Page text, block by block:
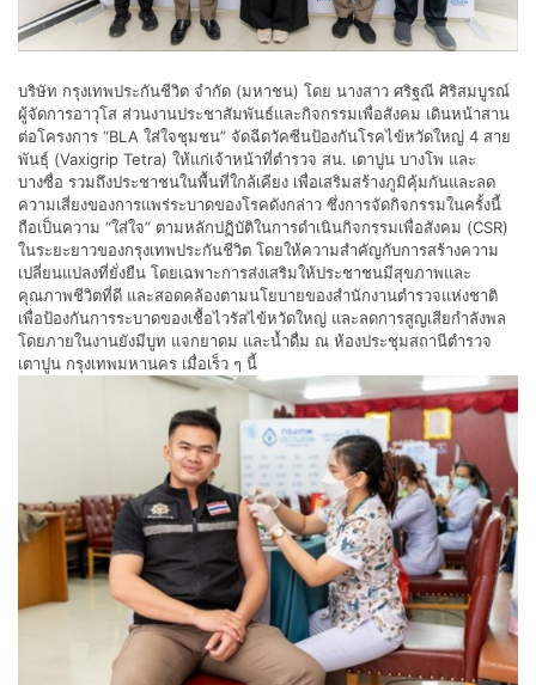
บริษัท กรุงเทพประกันชีวิต จำกัด (มหาชน) โดย นางสาว ศริฐณี ศิริสมบูรณ์
ผู้จัดการอาวุโส ส่วนงานประชาสัมพันธ์และกิจกรรมเพื่อสังคม เดินหน้าสาน
ต่อโครงการ “BLA ใส่ใจชุมชน” จัดฉีดวัคซีนป้องกันโรคไข้หวัดใหญ่ 4 สาย
พันธุ์ (Vaxigrip Tetra) ให้แก่เจ้าหน้าที่ตำรวจ สน. เตาปูน บางโพ และ
บางซื่อ รวมถึงประชาชนในพื้นที่ใกล้เคียง เพื่อเสริมสร้างภูมิคุ้มกันและลด
ความเสี่ยงของการแพร่ระบาดของโรคดังกล่าว ซึ่งการจัดกิจกรรมในครั้งนี้
ถือเป็นความ “ใส่ใจ” ตามหลักปฏิบัติในการดำเนินกิจกรรมเพื่อสังคม (CSR)
ในระยะยาวของกรุงเทพประกันชีวิต โดยให้ความสำคัญกับการสร้างความ
เปลี่ยนแปลงที่ยั่งยืน โดยเฉพาะการส่งเสริมให้ประชาชนมีสุขภาพและ
คุณภาพชีวิตที่ดี และสอดคล้องตามนโยบายของสำนักงานตำรวจแห่งชาติ
เพื่อป้องกันการระบาดของเชื้อไวรัสไข้หวัดใหญ่ และลดการสูญเสียกำลังพล
โดยภายในงานยังมีบูท แจกยาดม และน้ำดื่ม ณ ห้องประชุมสถานีตำรวจ
เตาปูน กรุงเทพมหานคร เมื่อเร็ว ๆ นี้